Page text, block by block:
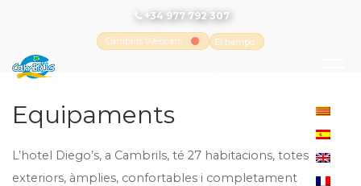
+34 977 792 307
Cambrils Webcam
El tiempo
Equipaments
L’hotel Diego’s, a Cambrils, té 27 habitacions, totes
exteriors, àmplies, confortables i completament